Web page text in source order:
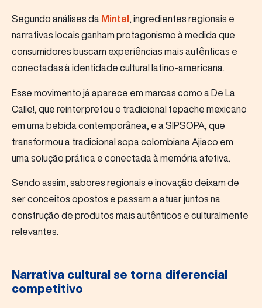
Segundo análises da Mintel , ingredientes regionais e
narrativas locais ganham protagonismo à medida que
consumidores buscam experiências mais autênticas e
conectadas à identidade cultural latino-americana.
Esse movimento já aparece em marcas como a De La
Calle!, que reinterpretou o tradicional tepache mexicano
em uma bebida contemporânea, e a SIPSOPA, que
transformou a tradicional sopa colombiana Ajiaco em
uma solução prática e conectada à memória afetiva.
Sendo assim, sabores regionais e inovação deixam de
ser conceitos opostos e passam a atuar juntos na
construção de produtos mais autênticos e culturalmente
relevantes.
Narrativa cultural se torna diferencial
competitivo